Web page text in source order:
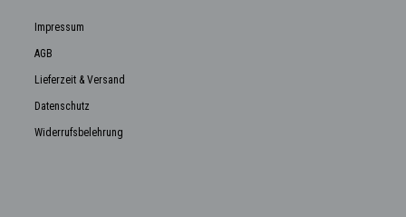
Impressum
AGB
Lieferzeit & Versand
Datenschutz
Widerrufsbelehrung